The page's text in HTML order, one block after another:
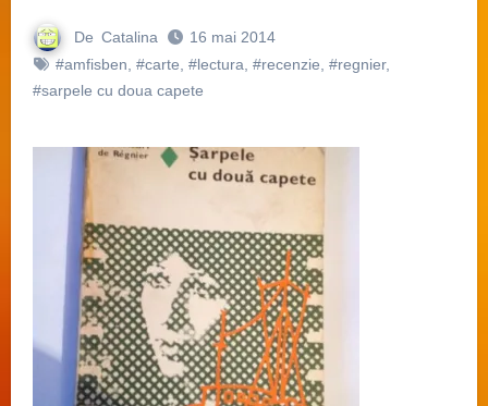
De Catalina
16 mai 2014
#amfisben, #carte, #lectura, #recenzie, #regnier,
#sarpele cu doua capete